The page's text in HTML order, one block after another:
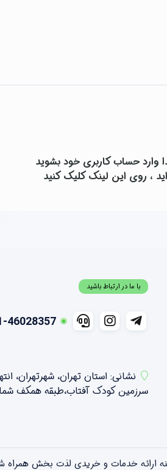
وارد حساب کاربری خود بشوید
، روی این لینککلیک کنید
با ما در ارتباط باشید
46028357
نشانی: استان تهران، شهرتهران،
سرزمین کودک آفتاب،طبقه همکف شمالی ،واحد 21 و 22
کودک همواره در زمینه ارائه خدمات و خریدی